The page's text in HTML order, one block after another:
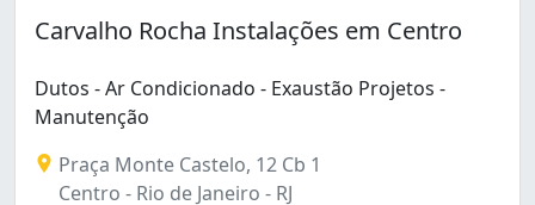
Copacabana (1)
Curicica (1)
Freguesia (Ilha do Governador) (1)
Guaratiba (2)
Inhaúma (2)
Carvalho Rocha Instalações em Centro
Dutos - Ar Condicionado - Exaustão Projetos -
Manutenção
Praça Monte Castelo, 12 Cb 1
Centro - Rio de Janeiro - RJ